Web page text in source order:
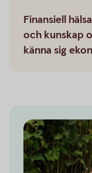
Finansiell
och kunskap
känna sig